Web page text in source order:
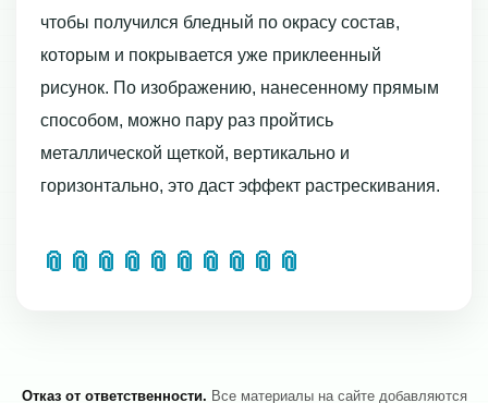
чтобы получился бледный по окрасу состав,
которым и покрывается уже приклеенный
рисунок. По изображению, нанесенному прямым
способом, можно пару раз пройтись
металлической щеткой, вертикально и
горизонтально, это даст эффект растрескивания.
📎 📎 📎 📎 📎 📎 📎 📎 📎 📎
Отказ от ответственности. Все материалы на сайте добавляются